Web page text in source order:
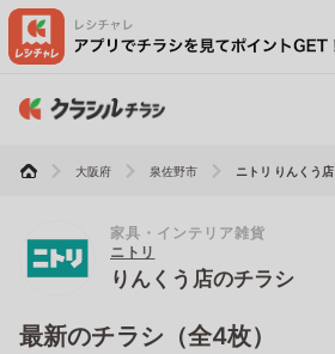
大阪府 泉佐野市 ニトリ りんくう店
家具・インテリア雑貨
ニトリ
りんくう店のチラシ
最新のチラシ（全4枚）